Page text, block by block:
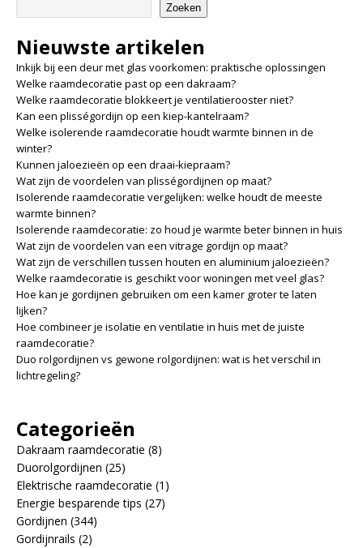
Zoeken
Nieuwste artikelen
Inkijk bij een deur met glas voorkomen: praktische oplossingen
Welke raamdecoratie past op een dakraam?
Welke raamdecoratie blokkeert je ventilatierooster niet?
Kan een plisségordijn op een kiep-kantelraam?
Welke isolerende raamdecoratie houdt warmte binnen in de
winter?
Kunnen jaloezieën op een draai-kiepraam?
Wat zijn de voordelen van plisségordijnen op maat?
Isolerende raamdecoratie vergelijken: welke houdt de meeste
warmte binnen?
Isolerende raamdecoratie: zo houd je warmte beter binnen in huis
Wat zijn de voordelen van een vitrage gordijn op maat?
Wat zijn de verschillen tussen houten en aluminium jaloezieën?
Welke raamdecoratie is geschikt voor woningen met veel glas?
Hoe kan je gordijnen gebruiken om een kamer groter te laten
lijken?
Hoe combineer je isolatie en ventilatie in huis met de juiste
raamdecoratie?
Duo rolgordijnen vs gewone rolgordijnen: wat is het verschil in
lichtregeling?
Categorieën
Dakraam raamdecoratie (8)
Duorolgordijnen (25)
Elektrische raamdecoratie (1)
Energie besparende tips (27)
Gordijnen (344)
Gordijnrails (2)